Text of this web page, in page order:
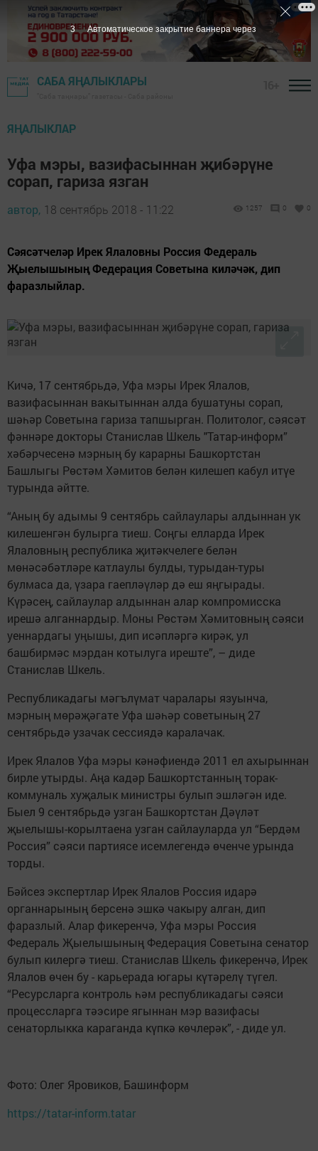
САБА ЯҢАЛЫКЛАРЫ
ЯҢАЛЫКЛАР
Уфа мэры, вазифасыннан җибәрүне
сорап, гариза язган
автор, 18 сентябрь 2018 - 11:22 1257 0 0
Сәясәтчеләр Ирек Ялаловны Россия Федераль
Җыелышының Федерация Советына киләчәк, дип
фаразлыйлар.
Кичә, 17 сентябрьдә, Уфа мэры Ирек Ялалов,
вазифасыннан вакытыннан алда бушатуны сорап,
шәһәр Советына гариза тапшырган. Политолог, сәясәт
фәннәре докторы Станислав Шкель "Татар-информ”
хәбәрчесенә мэрның бу карарны Башкортстан
Башлыгы Рөстәм Хәмитов белән килешеп кабул итүе
турында әйтте.
“Аның бу адымы 9 сентябрь сайлаулары алдыннан ук
килешенгән булырга тиеш. Соңгы елларда Ирек
Ялаловның республика җитәкчелеге белән
мөнәсәбәтләре катлаулы булды, турыдан-туры
булмаса да, үзара гаепләүләр дә еш яңгырады.
Күрәсең, сайлаулар алдыннан алар компромисска
ирешә алганнардыр. Моны Рөстәм Хәмитовның сәяси
уеннардагы уңышы, дип исәпләргә кирәк, ул
башбирмәс мэрдан котылуга иреште”, – диде
Станислав Шкель.
Республикадагы мәгълүмат чаралары язуынча,
мэрның мөрәҗәгате Уфа шәһәр советының 27
сентябрьдә узачак сессиядә каралачак.
Ирек Ялалов Уфа мэры кәнәфиендә 2011 ел ахырыннан
бирле утырды. Аңа кадәр Башкортстанның торак-
коммуналь хуҗалык министры булып эшләгән иде.
Быел 9 сентябрьдә узган Башкортстан Дәүләт
җыелышы-корылтаена узган сайлауларда ул “Бердәм
Россия” сәяси партиясе исемлегендә өченче урында
торды.
Бәйсез экспертлар Ирек Ялалов Россия идарә
органнарының берсенә эшкә чакыру алган, дип
фаразлый. Алар фикеренчә, Уфа мэры Россия
Федераль Җыелышының Федерация Советына сенатор
булып килергә тиеш. Станислав Шкель фикеренчә, Ирек
Ялалов өчен бу - карьерада югары күтәрелү түгел.
“Ресурсларга контроль һәм республикадагы сәяси
процессларга тәэсире ягыннан мэр вазифасы
сенаторлыкка караганда күпкә көчлерәк”, - диде ул.
Фото: Олег Яровиков, Башинформ
https://tatar-inform.tatar
2 Автоматическое закрытие баннера через